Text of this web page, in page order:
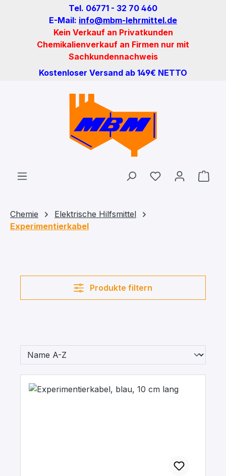
Zum Hauptinhalt springenTel. 06771 - 32 70 460
E-Mail: info@mbm-lehrmittel.de
Kein Verkauf an Privatkunden
Chemikalienverkauf an Firmen nur mit
Sachkundennachweis
Kostenloser Versand ab 149€ NETTO
Du hast 0
Chemie
Elektrische Hilfsmittel
Experimentierkabel
Produkte filtern